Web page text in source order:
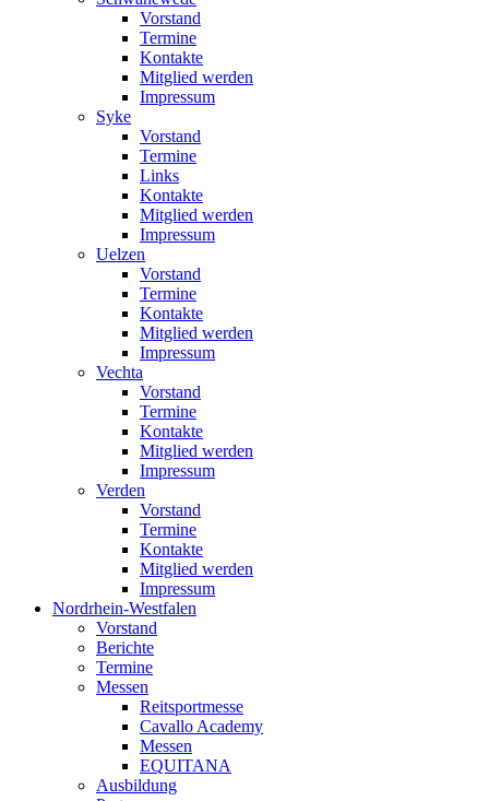
Vorstand
Termine
Kontakte
Mitglied werden
Impressum
Syke
Vorstand
Termine
Links
Kontakte
Mitglied werden
Impressum
Uelzen
Vorstand
Termine
Kontakte
Mitglied werden
Impressum
Vechta
Vorstand
Termine
Kontakte
Mitglied werden
Impressum
Verden
Vorstand
Termine
Kontakte
Mitglied werden
Impressum
Nordrhein-Westfalen
Vorstand
Berichte
Termine
Messen
Reitsportmesse
Cavallo Academy
Messen
EQUITANA
Ausbildung